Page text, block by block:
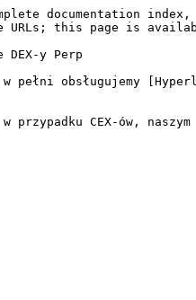
documentation
URLs; this page is
DEX-y Perp
pełni obsługujemy